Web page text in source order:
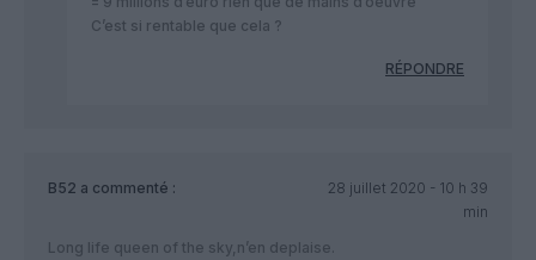
C’est si rentable que cela ?
RÉPONDRE
B52 a commenté :
28 juillet 2020 - 10 h 39
min
Long life queen of the sky,n’en deplaise.